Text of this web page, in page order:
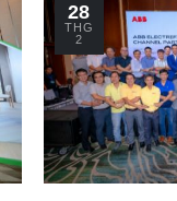
28
THG
2